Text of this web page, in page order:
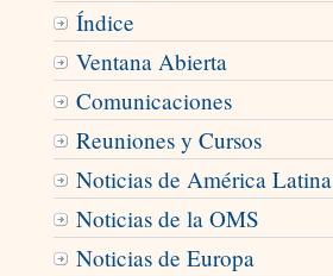
Índice
Ventana Abierta
Comunicaciones
Reuniones y Cursos
Noticias de América Latina
Noticias de la OMS
Noticias de Europa